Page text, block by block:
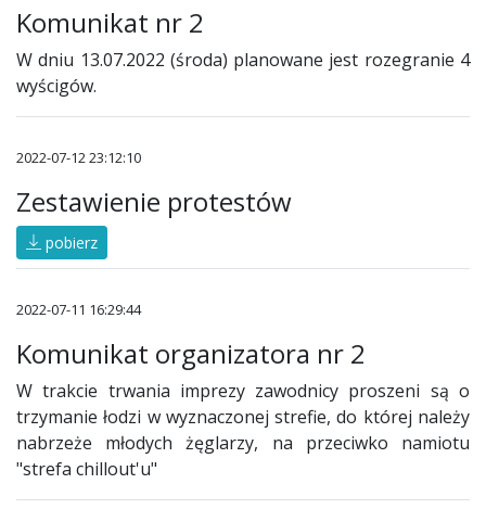
Komunikat nr 2
W dniu 13.07.2022 (środa) planowane jest rozegranie 4
wyścigów.
2022-07-12 23:12:10
Zestawienie protestów
pobierz
2022-07-11 16:29:44
Komunikat organizatora nr 2
W trakcie trwania imprezy zawodnicy proszeni są o
trzymanie łodzi w wyznaczonej strefie, do której należy
nabrzeże młodych żęglarzy, na przeciwko namiotu
"strefa chillout'u"